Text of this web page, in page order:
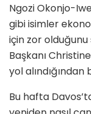
Ngozi Okonjo-
gibi isimler
için zor olduğunu
Başkanı
yol alındığından
Bu hafta